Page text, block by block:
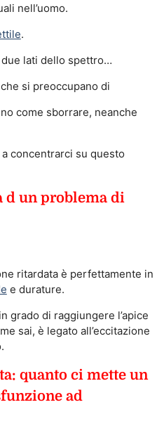
nell’uomo.
.
due lati dello spettro…
si preoccupano di
come sborrare, neanche
concentrarci su questo
d un problema di
ritardata è perfettamente in
e durature.
grado di raggiungere l’apice
sai, è legato all’eccitazione
quanto ci mette un
ad